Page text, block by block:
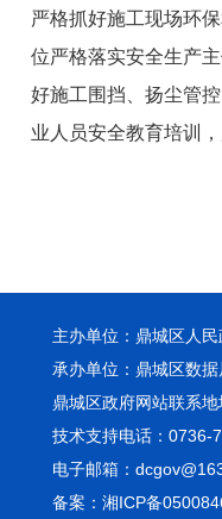
严格抓好施工现场环
位严格落实安全生产
好施工围挡、扬尘管
业人员安全教育培训
主办单位：鼎城区人
承办单位：鼎城区数据
鼎城区政府网站联系
技术支持电话：0736-
电子邮箱：
备案：湘ICP备